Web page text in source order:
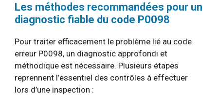
Les méthodes recommandées pour un
diagnostic fiable du code P0098
Pour traiter efficacement le problème lié au code
erreur P0098, un diagnostic approfondi et
méthodique est nécessaire. Plusieurs étapes
reprennent l’essentiel des contrôles à effectuer
lors d’une inspection :